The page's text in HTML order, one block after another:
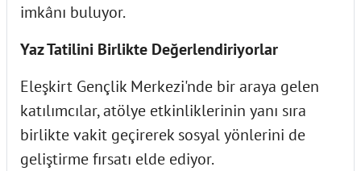
imkânı buluyor.
Yaz Tatilini Birlikte Değerlendiriyorlar
Eleşkirt Gençlik Merkezi'nde bir araya gelen
katılımcılar, atölye etkinliklerinin yanı sıra
birlikte vakit geçirerek sosyal yönlerini de
geliştirme fırsatı elde ediyor.